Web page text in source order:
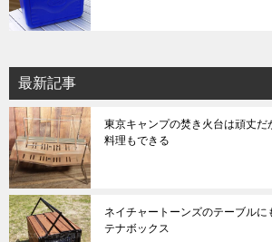
最新記事
東京キャンプの焚き火台は頑丈だ
料理もできる
ネイチャートーンズのテーブルに
テナボックス